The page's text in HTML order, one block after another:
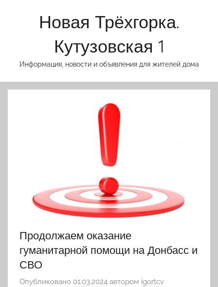
Новая Трёхгорка.
Кутузовская 1
Информация, новости и объявления для жителей дома
Продолжаем оказание
гуманитарной помощи на Донбасс и
СВО
Опубликовано 01.03.2024 автором igortcv